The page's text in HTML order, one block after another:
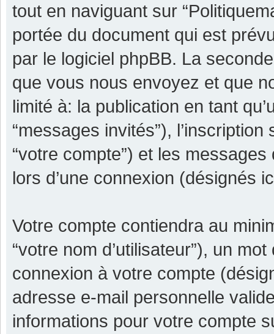
tout en naviguant sur
portée du document qui est
par le logiciel phpBB. La
que vous nous envoyez et que
limité à: la publication en tant
“messages invités”),
“votre compte”) et les
lors d’une connexion (désignés
Votre compte contiendra au
“votre nom d’utilisateur”), un
connexion à votre compte
adresse e-mail personnelle
informations pour votre compte